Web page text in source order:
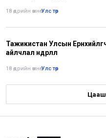
18 өдрийн өмнө•Улс төр
Тажикистан Улсын
айлчлал өндөрлөлөө
18 өдрийн өмнө•Улс төр
Цааш